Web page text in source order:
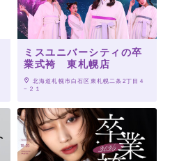
ミスユニバーシティの卒
業式袴 東札幌店
北海道札幌市白石区東札幌二条2丁目４
−２１